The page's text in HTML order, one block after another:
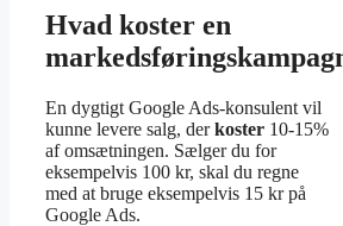
Hvad koster en
En dygtigt Google Ads-konsulent vil
kunne levere salg, derkoster 10-15%
af omsætningen. Sælger du for
eksempelvis 100 kr, skal du regne
med at bruge eksempelvis 15 kr på
Google Ads.